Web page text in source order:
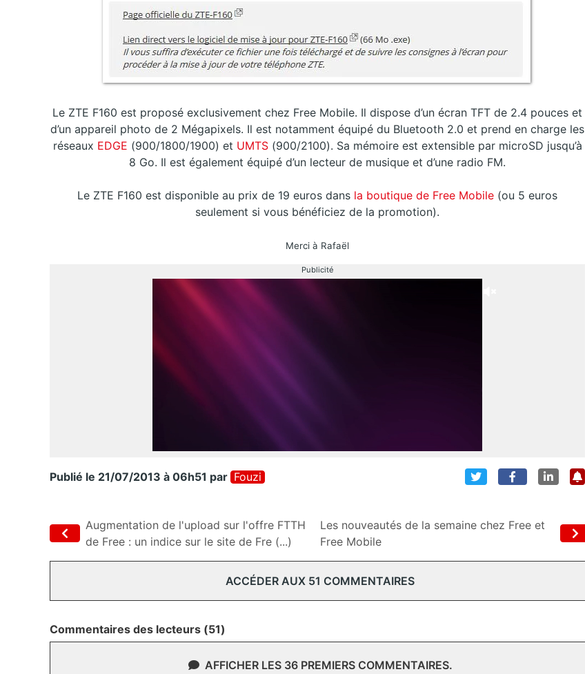
Le ZTE F160 est proposé exclusivement chez Free Mobile. Il dispose d’un écran TFT de 2.4 pouces et
d’un appareil photo de 2 Mégapixels. Il est notamment équipé du Bluetooth 2.0 et prend en charge les
réseaux EDGE (900/1800/1900) et UMTS (900/2100). Sa mémoire est extensible par microSD jusqu’à
8 Go. Il est également équipé d’un lecteur de musique et d’une radio FM.
Le ZTE F160 est disponible au prix de 19 euros dans la boutique de Free Mobile (ou 5 euros
seulement si vous bénéficiez de la promotion).
Merci à Rafaël
Publicité
Publié le 21/07/2013 à 06h51 par Fouzi
Augmentation de l'upload sur l'offre FTTH
de Free : un indice sur le site de Fre (...)
Les nouveautés de la semaine chez Free et
Free Mobile
ACCÉDER AUX 51 COMMENTAIRES
Commentaires des lecteurs (51)
AFFICHER LES 36 PREMIERS COMMENTAIRES.